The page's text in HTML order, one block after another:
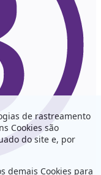
de rastreamento
Cookies são
do site e, por
demais Cookies para